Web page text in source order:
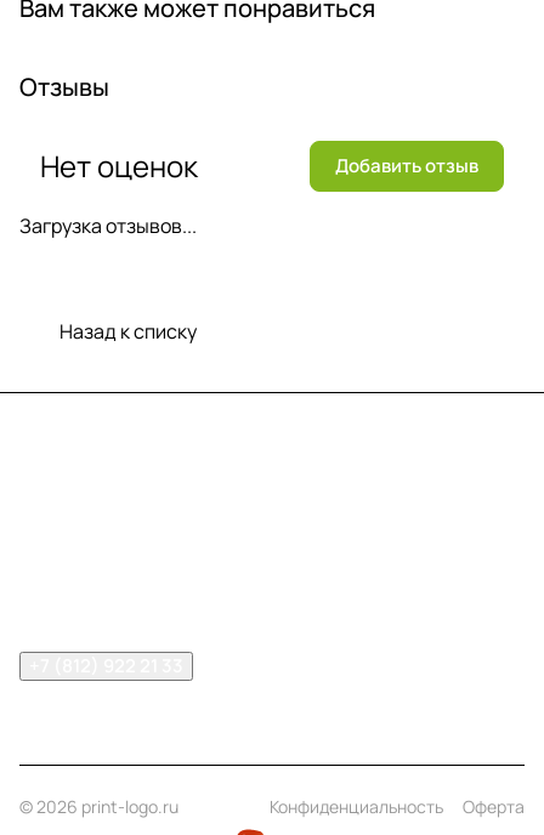
Вам также может понравиться
Отзывы
Загрузка отзывов...
Нет оценок Добавить отзыв
Назад к списку
© 2026 print-logo.ru Конфиденциальность
Оферта